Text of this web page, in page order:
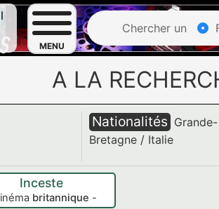
MENU
Chercher un
A LA
Nationalités Grande-
Bretagne/ Italie
Inceste
britannique -